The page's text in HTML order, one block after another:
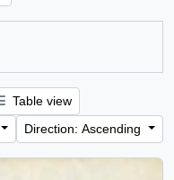
Table view
Direction: Ascending